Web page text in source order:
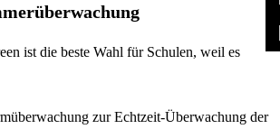
ist die beste Wahl für Schulen, weil es
zur Echtzeit-Überwachung der